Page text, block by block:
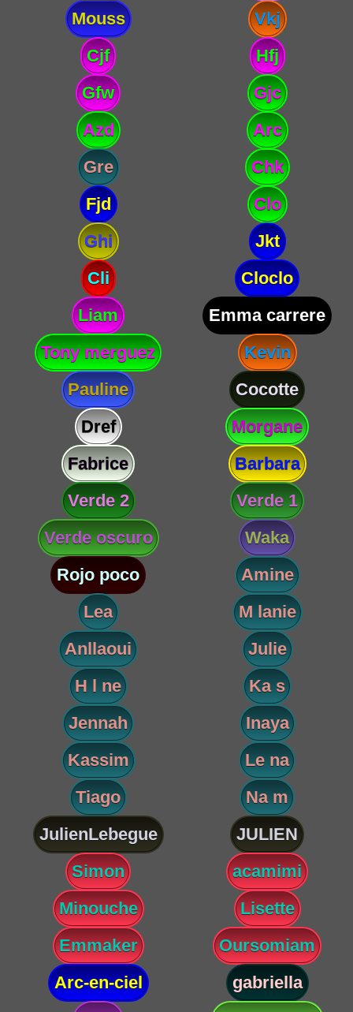
Mouss
Vkj
Cjf
Hfj
Gfw
Gjc
Azd
Arc
Gre
Chk
Fjd
Clo
Ghi
Jkt
Cli
Cloclo
Liam
Emma carrere
Tony merguez
Kevin
Pauline
Cocotte
Dref
Morgane
Fabrice
Barbara
Verde 2
Verde 1
Verde oscuro
Waka
Rojo poco
Amine
Lea
M lanie
Anllaoui
Julie
H l ne
Ka s
Jennah
Inaya
Kassim
Le na
Tiago
Na m
JulienLebegue
JULIEN
Simon
acamimi
Minouche
Lisette
Emmaker
Oursomiam
Arc-en-ciel
gabriella